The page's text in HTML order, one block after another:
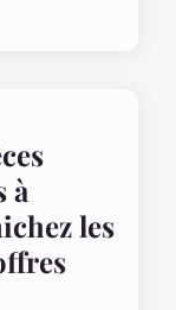
à
les